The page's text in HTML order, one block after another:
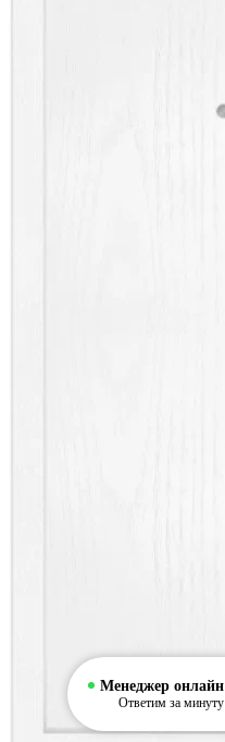
Менеджер онлайн
Ответим за минуту